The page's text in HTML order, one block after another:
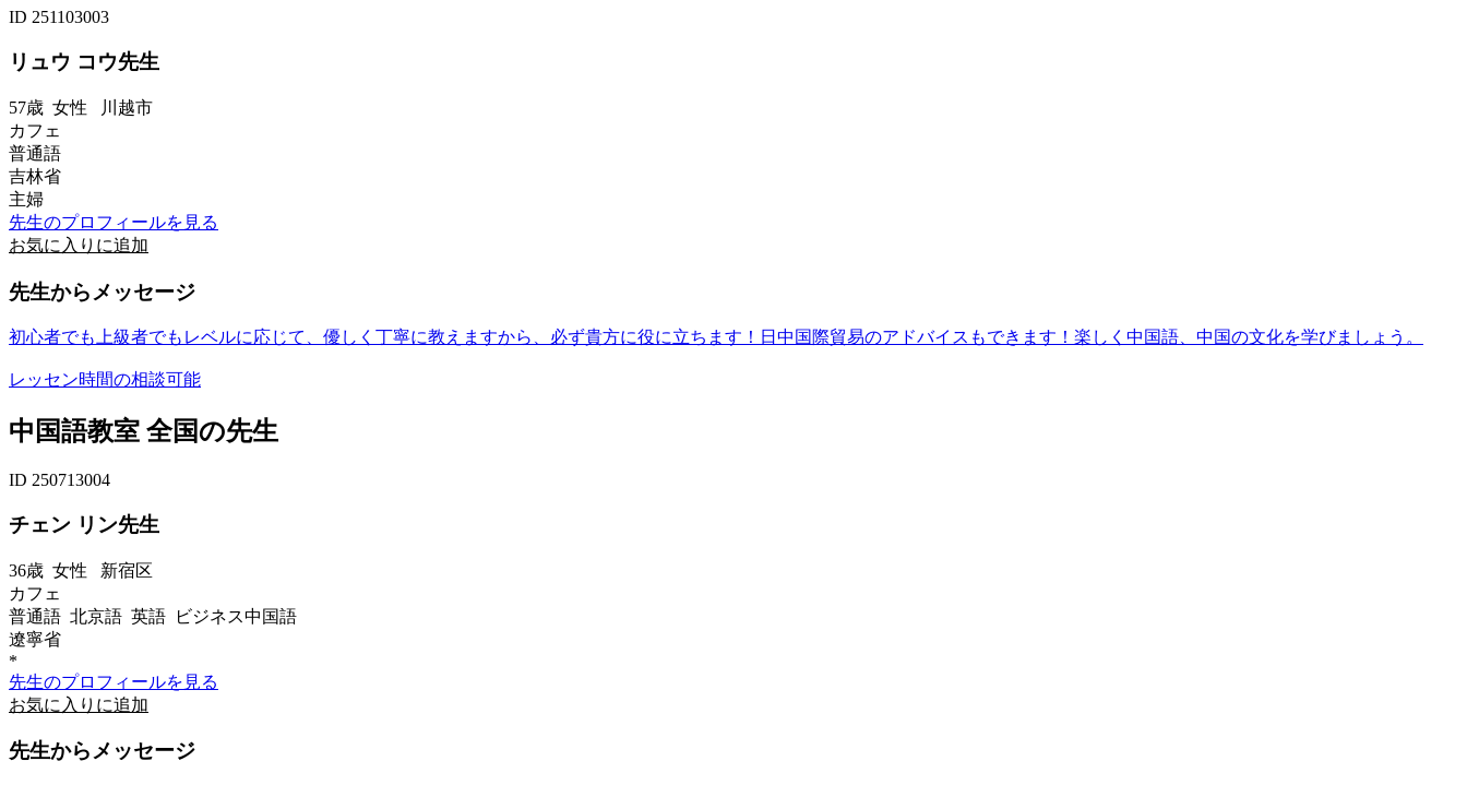
ID 251103003
リュウ コウ先生
57歳 女性 川越市
カフェ
普通語
吉林省
主婦
先生のプロフィールを見る
お気に入りに追加
先生からメッセージ
初心者でも上級者でもレベルに応じて、優しく丁寧に教えますから、必ず貴方に役に立ちます！日中国際貿易のアドバイスもできます！楽しく中国語、中国の文化を学びましょう。
レッセン時間の相談可能
中国語教室 全国の先生
ID 250713004
チェン リン先生
36歳 女性 新宿区
カフェ
普通語 北京語 英語 ビジネス中国語
遼寧省
*
先生のプロフィールを見る
お気に入りに追加
先生からメッセージ